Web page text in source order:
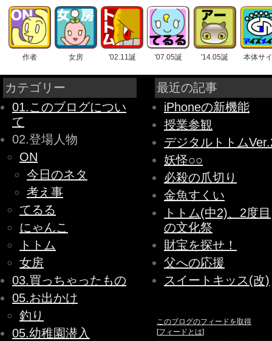
作者 女房 '02.11誕 '07.05誕 '14.05誕 本体サ
カテゴリー
01.このブログについ
て
02.登場人物
ON
今日のネタ
考え事
てるる
にゃんこ
トトム
女房
03.買っちゃったもの
05.お出かけ
釣り
05.幼稚園潜入
最近の記事
iPhoneの新機能
授業参観
デジタルトトム
妖怪○○
必殺の爪切り
金魚すくい
トトム(中2)、2度目
の文化祭
財宝を探せ！
父への応援
スイートキッス(改)
このブログのフィードを取得
[フィードとは]